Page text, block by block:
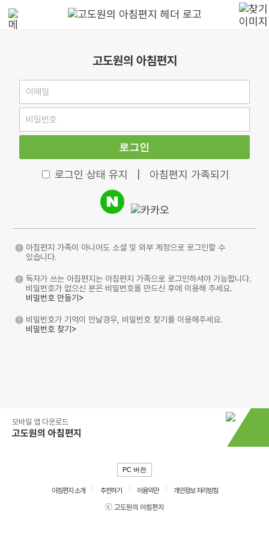
고도원의 아침편지
로그인
로그인 상태 유지 아침편지 가족되기
아침편지 가족이 아니어도 소셜 및 외부 계정으로 로그인할 수
있습니다.
독자가 쓰는 아침편지는 아침편지 가족으로 로그인하셔야 가능합니다.
비밀번호가 없으신 분은 비밀번호를 만드신 후에 이용해 주세요.
비밀번호 만들기>
비밀번호가 기억이 안날경우, 비밀번호 찾기를 이용해주세요.
비밀번호 찾기>
모바일 앱 다운로드
고도원의 아침편지
PC 버전
아침편지 소개 추천하기 이용약관
개인정보 처리방침
ⓒ 고도원의 아침편지